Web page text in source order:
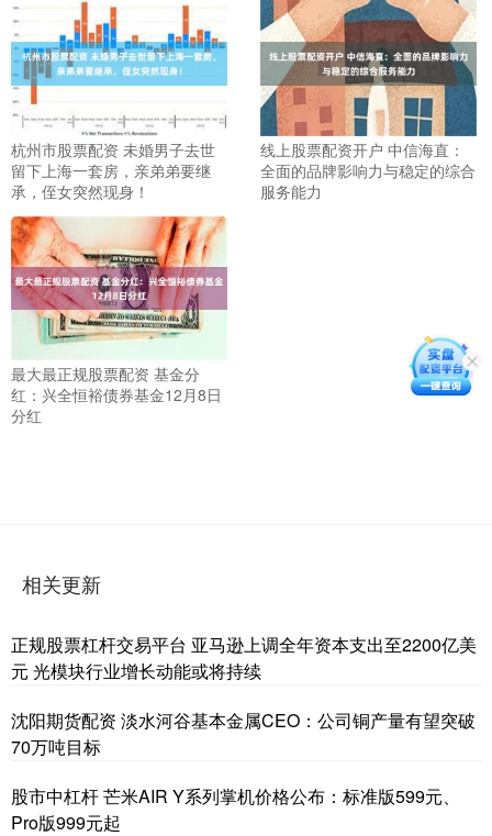
杭州市股票配资 未婚男子去世
留下上海一套房，亲弟弟要继
承，侄女突然现身！
线上股票配资开户 中信海直：
全面的品牌影响力与稳定的综合
服务能力
最大最正规股票配资 基金分
红：兴全恒裕债券基金12月8日
分红
相关更新
正规股票杠杆交易平台 亚马逊上调全年资本支出至2200亿美
元 光模块行业增长动能或将持续
沈阳期货配资 淡水河谷基本金属CEO：公司铜产量有望突破
70万吨目标
股市中杠杆 芒米AIR Y系列掌机价格公布：标准版599元、
Pro版999元起